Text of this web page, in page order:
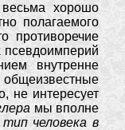
весьма хорошо
полагаемого
противоречие
псевдоимперий
внутренне
общеизвестные
не интересует
мы вполне
человека в